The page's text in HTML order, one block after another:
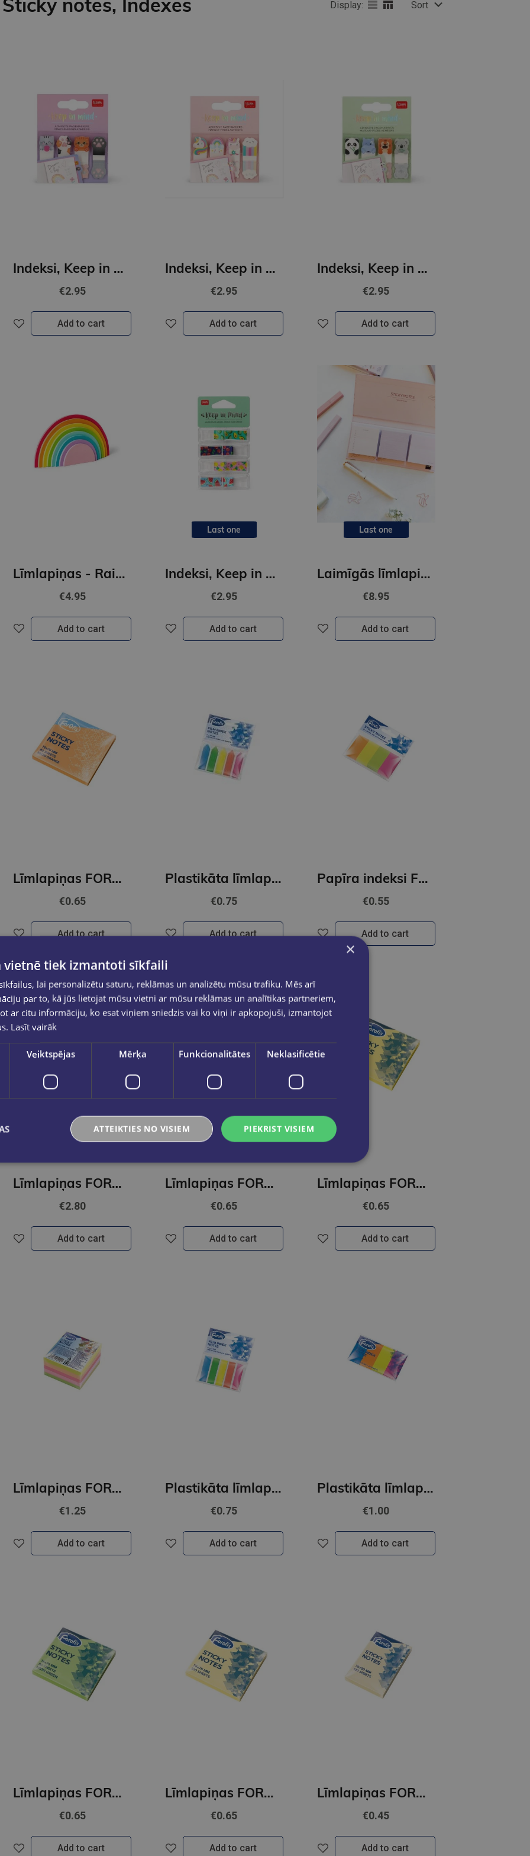
Sticky notes, Indexes Display: Sort
Indeksi, Keep in mind- Kaķēni
€2.95
Add to cart
Indeksi, Keep in mind- Vienradži
€2.95
Add to cart
Indeksi, Keep in mind- Dzīvnieki
€2.95
Add to cart
Līmlapiņas - Rainbow
€4.95
Add to cart
Last one
Indeksi, Keep in mind- Augļi
€2.95
Add to cart
Last one
Laimīgās līmlapiņas SEIK
€8.95
Add to cart
Līmlapiņas FOROFIS 76X76 80lp./neona,oranža
€0.65
Add to cart
Plastikāta līmlapiņas-indeksi FOROFIS 5neona krāsas x20lp. 44*12mm
€0.75
Add to cart
Papīra indeksi FOROFIS 4 neona krāsas x 40lpp. 20*50mm
€0.55
Add to cart
Līmlapiņas FOROFIS 76x76mm 320lp. (4 neona krāsas)
€2.80
Add to cart
Līmlapiņas FOROFIS 76*76mm,80lp (neona rozā kr)
€0.65
Add to cart
Līmlapiņas FOROFIS 76*76mm(neona krāsa, dzeltena)
€0.65
Add to cart
Līmlapiņas FOROFIS 51x51mm 300lp. (5 neona krāsas)
€1.25
Add to cart
Plastikāta līmlapiņas-indeksi FOROFIS 5 neona krāsas x 25lp. 45x12mm
€0.75
Add to cart
Plastikāta līmlapiņas-indeksi FOROFIS 4neona kr.*40lp 20*50mm
€1.00
Add to cart
Līmlapiņas FOROFIS 76*76 80lp (neona zaļas)
€0.65
Add to cart
Līmlapiņas FOROFIS 76*76mm 100lp.(pastel dzeltenas)
€0.65
Add to cart
Līmlapiņas FOROFIS 51x76mm 100lp. (pastel dzeltenas)
€0.45
Add to cart
×
vietnē tiek izmantoti sīkfaili
lai personalizētu saturu, reklāmas un analizētu mūsu trafiku. Mēs arī
par to, kā jūs lietojat mūsu vietni ar mūsu reklāmas un analītikas partneriem,
ar citu informāciju, ko esat viņiem sniedzis vai ko viņi ir apkopojuši, izmantojot
Lasīt vairāk
Veiktspējas Mērķa Funkcionalitātes Neklasificētie
PIEKRIST VISIEM
ATTEIKTIES NO VISIEM